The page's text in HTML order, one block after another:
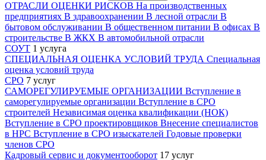
ОТРАСЛИ ОЦЕНКИ РИСКОВ На производственных
предприятиях В здравоохранении В лесной отрасли В
бытовом обслуживании В общественном питании В офисах В
строительстве В ЖКХ В автомобильной отрасли
СОУТ 1 услуга
СПЕЦИАЛЬНАЯ ОЦЕНКА УСЛОВИЙ ТРУДА Специальная
оценка условий труда
СРО 7 услуг
САМОРЕГУЛИРУЕМЫЕ ОРГАНИЗАЦИИ Вступление в
саморегулируемые организации Вступление в СРО
строителей Независимая оценка квалификации (НОК)
Вступление в СРО проектировщиков Внесение специалистов
в НРС Вступление в СРО изыскателей Годовые проверки
членов СРО
Кадровый сервис и документооборот 17 услуг